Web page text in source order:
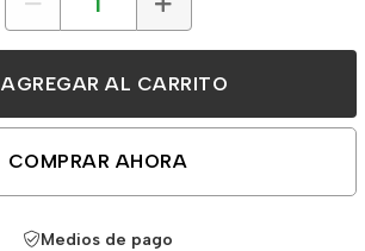
AGREGAR AL CARRITO
COMPRAR AHORA
Medios de pago